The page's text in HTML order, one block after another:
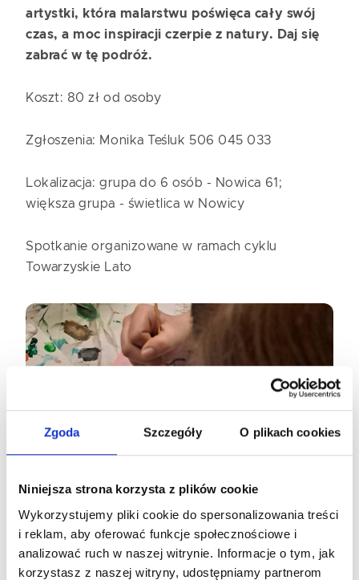
Zgoda Szczegóły O plikach cookies
Niniejsza strona korzysta z plików cookie
Wykorzystujemy pliki cookie do spersonalizowania treści
i reklam, aby oferować funkcje społecznościowe i
analizować ruch w naszej witrynie. Informacje o tym, jak
korzystasz z naszej witryny, udostępniamy partnerom
artystki, która malarstwu poświęca cały swój
czas, a moc inspiracji czerpie z natury. Daj się
zabrać w tę podróż.
Koszt: 80 zł od osoby
Zgłoszenia: Monika Teśluk 506 045 033
Lokalizacja: grupa do 6 osób - Nowica 61;
większa grupa - świetlica w Nowicy
Spotkanie organizowane w ramach cyklu
Towarzyskie Lato